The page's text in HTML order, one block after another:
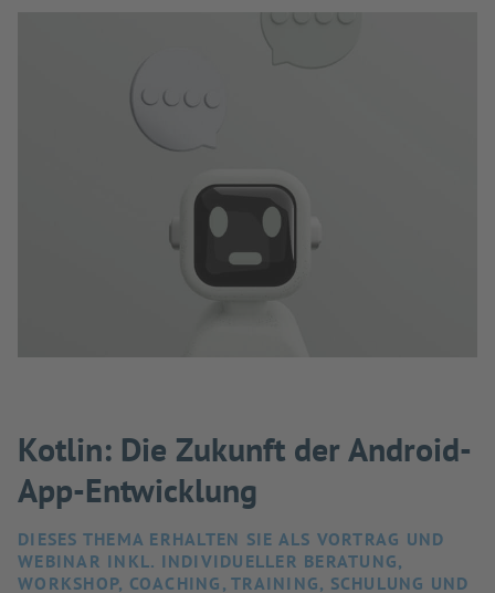
Kotlin: Die Zukunft der Android-
App-Entwicklung
DIESES THEMA ERHALTEN SIE ALS VORTRAG UND
WEBINAR INKL. INDIVIDUELLER BERATUNG,
WORKSHOP, COACHING, TRAINING, SCHULUNG UND